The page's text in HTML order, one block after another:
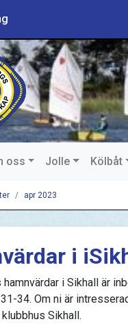
oss Jolle Kölbåt
apr 2023
i
hamnvärdar i Sikhall är
34. Om ni är
Sikhall.